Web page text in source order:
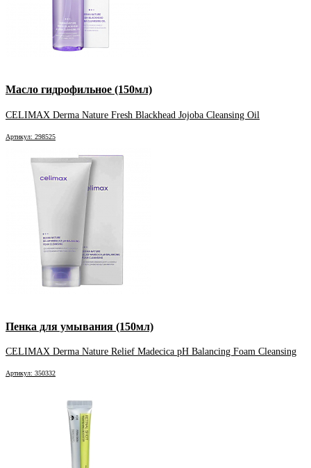
Масло гидрофильное (150мл)
CELIMAX Derma Nature Fresh Blackhead Jojoba Cleansing Oil
Артикул: 298525
Пенка для умывания (150мл)
CELIMAX Derma Nature Relief Madecica pH Balancing Foam Cleansing
Артикул: 350332